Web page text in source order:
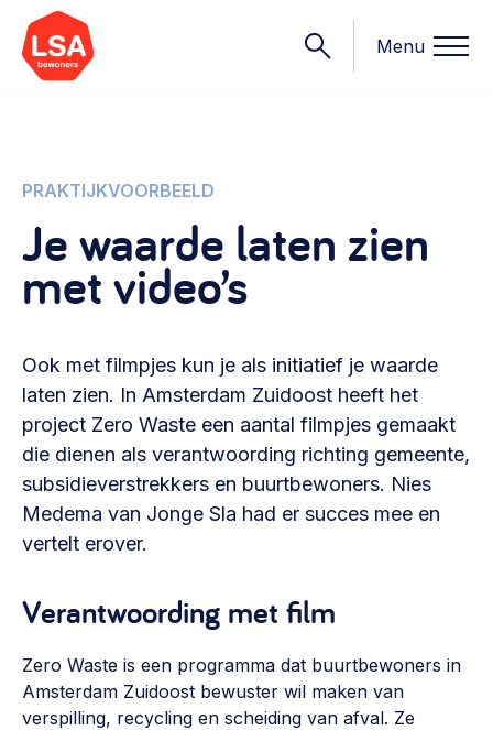
Menu
Onderwerpen
Starten van een initiatief
Rechtsvormen, positionering, organisatiemodellen >
Financieringsvormen, administratie, begroting en omzet >
Organisatie en beheer
Bestuur, horeca, evenementen, verhuur en communicatie >
Vrijwilligers en medewerkers
Werving, contracten en vergoedingen, betaalde krachten
Eigen gebouw
ontmoetingsplekken >
Sociaal ondernemen
Wat we doen
Contact
Nieuws
Opinie
Team
Lid worden
Vraag stellen
PRAKTIJKVOORBEELD
Je waarde laten zien
met video’s
Ook met filmpjes kun je als initiatief je waarde
laten zien. In Amsterdam Zuidoost heeft het
project Zero Waste een aantal filmpjes gemaakt
die dienen als verantwoording richting gemeente,
subsidieverstrekkers en buurtbewoners. Nies
Medema van Jonge Sla had er succes mee en
vertelt erover.
Verantwoording met film
Zero Waste is een programma dat buurtbewoners in
Amsterdam Zuidoost bewuster wil maken van
verspilling, recycling en scheiding van afval. Ze